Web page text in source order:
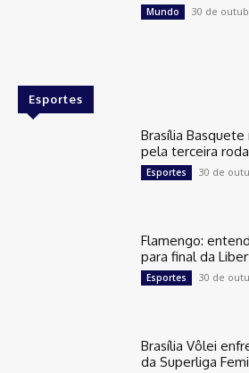
Mundo 30 de
Esportes
Brasília
pela terceira
Esportes 30 de
Flamengo:
para final da
Esportes 30 de
Brasília Vôlei
da Superliga